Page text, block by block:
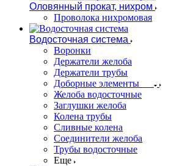
Оловянный прокат, нихром
Проволока нихромовая
Водосточная система
Воронки
Держатели желоба
Держатели трубы
Доборные элементы
Желоба водосточные
Заглушки желоба
Колена трубы
Сливные колена
Соединители желоба
Трубы водосточные
Еще